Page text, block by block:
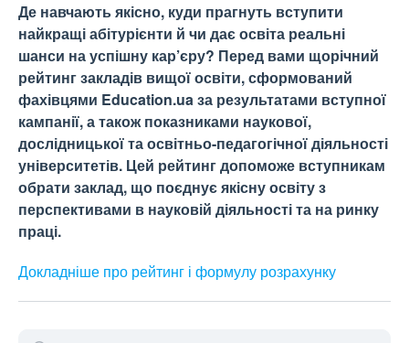
Де навчають якісно, куди прагнуть вступити
найкращі абітурієнти й чи дає освіта реальні
шанси на успішну кар’єру? Перед вами щорічний
рейтинг закладів вищої освіти, сформований
фахівцями Education.ua за результатами вступної
кампанії, а також показниками наукової,
дослідницької та освітньо-педагогічної діяльності
університетів. Цей рейтинг допоможе вступникам
обрати заклад, що поєднує якісну освіту з
перспективами в науковій діяльності та на ринку
праці.
Докладніше про рейтинг і формулу розрахунку